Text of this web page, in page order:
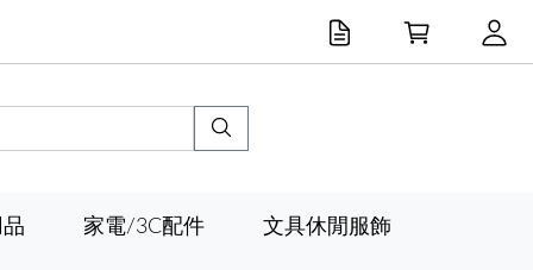
家電/3C配件 文具休閒服飾